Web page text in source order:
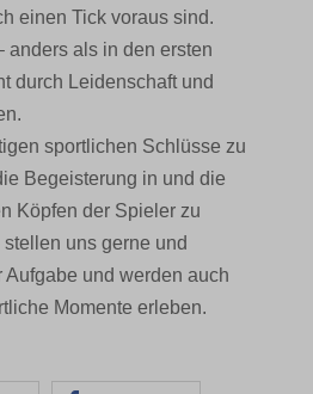
einen Tick voraus sind.
anders als in den ersten
durch Leidenschaft und
sportlichen Schlüsse zu
Begeisterung in und die
Köpfen der Spieler zu
uns gerne und
Aufgabe und werden auch
Momente erleben.